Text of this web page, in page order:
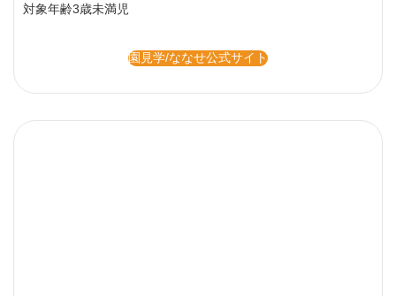
対象年齢3歳未満児
園見学/ななせ公式サイト